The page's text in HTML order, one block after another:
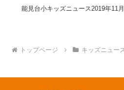
能見台小キッズニュース2019年11
トップページ キッズニュー